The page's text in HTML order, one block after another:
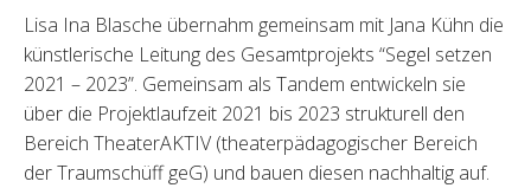
Lisa Ina Blasche übernahm gemeinsam mit Jana Kühn die
künstlerische Leitung des Gesamtprojekts “Segel setzen
2021 – 2023”. Gemeinsam als Tandem entwickeln sie
über die Projektlaufzeit 2021 bis 2023 strukturell den
Bereich TheaterAKTIV (theaterpädagogischer Bereich
der Traumschüff geG) und bauen diesen nachhaltig auf.